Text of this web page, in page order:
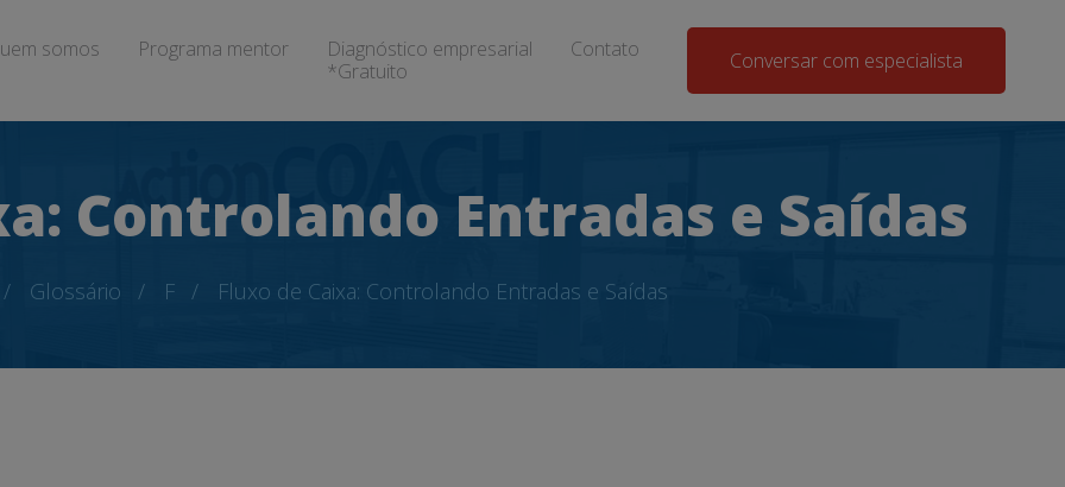
somos Programa mentor
Diagnóstico empresarial
*Gratuito
Contato Conversar com especialista
Controlando Entradas e Saídas
Glossário F Fluxo de Caixa: Controlando Entradas e Saídas